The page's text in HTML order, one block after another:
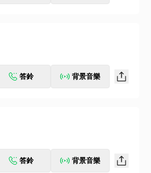
答鈴 背景音樂
答鈴 背景音樂